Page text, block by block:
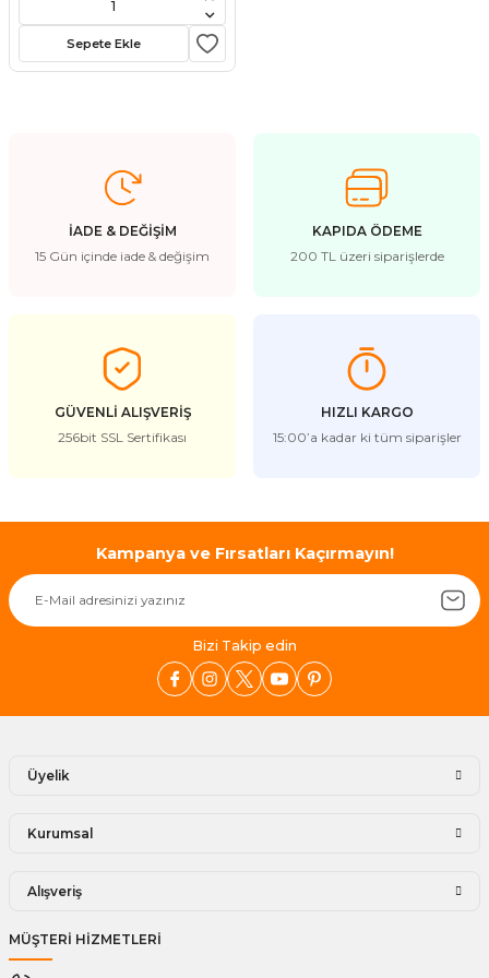
Kovucu Cihazlar
Sepete Ekle
İADE & DEĞİŞİM
15 Gün içinde iade & değişim
KAPIDA ÖDEME
200 TL üzeri siparişlerde
GÜVENLİ ALIŞVERİŞ
256bit SSL Sertifikası
HIZLI KARGO
15:00’a kadar ki tüm siparişler
Kampanya ve Fırsatları Kaçırmayın!
Bizi Takip edin
Üyelik
Kurumsal
Alışveriş
MÜŞTERİ HİZMETLERİ